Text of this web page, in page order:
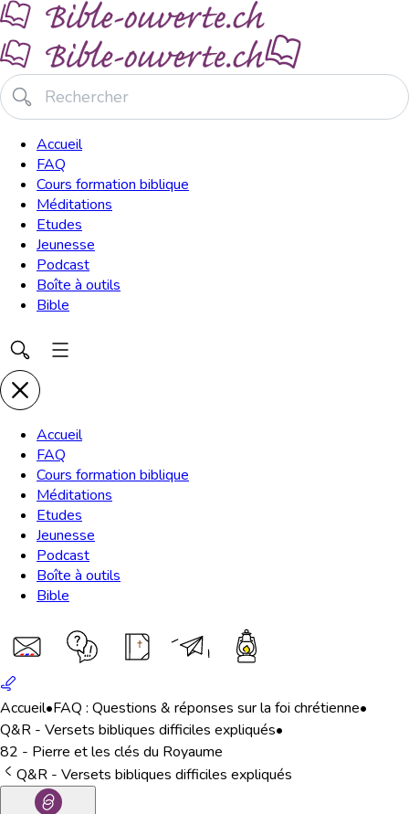
Accueil
FAQ
Cours formation biblique
Méditations
Etudes
Jeunesse
Podcast
Boîte à outils
Bible
Accueil
FAQ
Cours formation biblique
Méditations
Etudes
Jeunesse
Podcast
Boîte à outils
Bible
Accueil•FAQ : Questions & réponses sur la foi chrétienne•
Q&R - Versets bibliques difficiles expliqués•
82 - Pierre et les clés du Royaume
Q&R - Versets bibliques difficiles expliqués